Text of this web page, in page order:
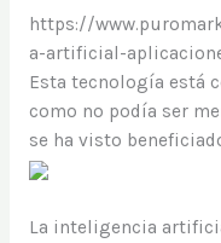
https://
a-artificial-
Esta tecnología está
como no podía ser
se ha visto
La inteligencia